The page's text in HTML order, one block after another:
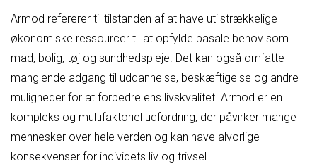
Armod refererer til tilstanden af at have utilstrækkelige
økonomiske ressourcer til at opfylde basale behov som
mad, bolig, tøj og sundhedspleje. Det kan også omfatte
manglende adgang til uddannelse, beskæftigelse og andre
muligheder for at forbedre ens livskvalitet. Armod er en
kompleks og multifaktoriel udfordring, der påvirker mange
mennesker over hele verden og kan have alvorlige
konsekvenser for individets liv og trivsel.